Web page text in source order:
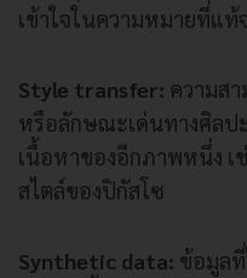
เข้าใจในความหมายที่แท้
Style transfer: ความสา
หรือลักษณะเด่นทางศิลป
เนื้อหาของอีกภาพหนึ่ง เ
สไตล์ของปิกัสโซ
Synthetic data: ข้อมูลที่